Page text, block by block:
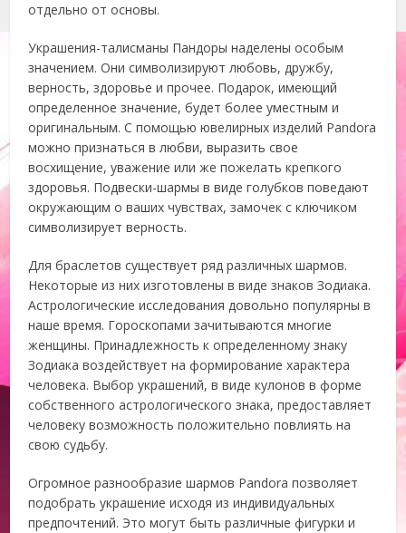
отдельно от основы.
Украшения-талисманы Пандоры наделены особым
значением. Они символизируют любовь, дружбу,
верность, здоровье и прочее. Подарок, имеющий
определенное значение, будет более уместным и
оригинальным. С помощью ювелирных изделий Pandora
можно признаться в любви, выразить свое
восхищение, уважение или же пожелать крепкого
здоровья. Подвески-шармы в виде голубков поведают
окружающим о ваших чувствах, замочек с ключиком
символизирует верность.
Для браслетов существует ряд различных шармов.
Некоторые из них изготовлены в виде знаков Зодиака.
Астрологические исследования довольно популярны в
наше время. Гороскопами зачитываются многие
женщины. Принадлежность к определенному знаку
Зодиака воздействует на формирование характера
человека. Выбор украшений, в виде кулонов в форме
собственного астрологического знака, предоставляет
человеку возможность положительно повлиять на
свою судьбу.
Огромное разнообразие шармов Pandora позволяет
подобрать украшение исходя из индивидуальных
предпочтений. Это могут быть различные фигурки и